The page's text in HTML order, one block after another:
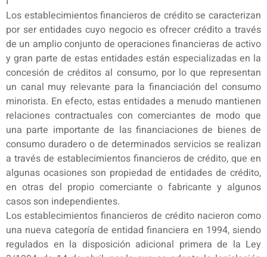
Los establecimientos financieros de crédito se caracterizan
por ser entidades cuyo negocio es ofrecer crédito a través
de un amplio conjunto de operaciones financieras de activo
y gran parte de estas entidades están especializadas en la
concesión de créditos al consumo, por lo que representan
un canal muy relevante para la financiación del consumo
minorista. En efecto, estas entidades a menudo mantienen
relaciones contractuales con comerciantes de modo que
una parte importante de las financiaciones de bienes de
consumo duradero o de determinados servicios se realizan
a través de establecimientos financieros de crédito, que en
algunas ocasiones son propiedad de entidades de crédito,
en otras del propio comerciante o fabricante y algunos
casos son independientes.
Los establecimientos financieros de crédito nacieron como
una nueva categoría de entidad financiera en 1994, siendo
regulados en la disposición adicional primera de la Ley